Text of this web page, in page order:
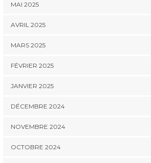
MAI 2025
AVRIL 2025
MARS 2025
FÉVRIER 2025
JANVIER 2025
DÉCEMBRE 2024
NOVEMBRE 2024
OCTOBRE 2024